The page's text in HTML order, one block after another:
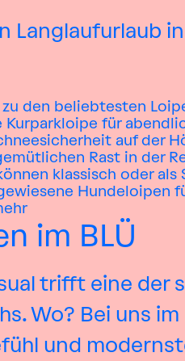
Langlaufurlaub
den beliebtesten
für
auf der
Rast in der
klassisch oder
Hundeloipen
im BLÜ
trifft eine der
Wo? Bei uns
und